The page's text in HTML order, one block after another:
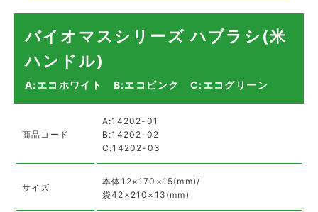
バイオマスシリーズ ハブラシ(米
ハンドル)
A:エコホワイト B:エコピンク C:エコグリーン
商品コード
A:14202-01
B:14202-02
C:14202-03
サイズ
本体12×170×15(mm)/
袋42×210×13(mm)